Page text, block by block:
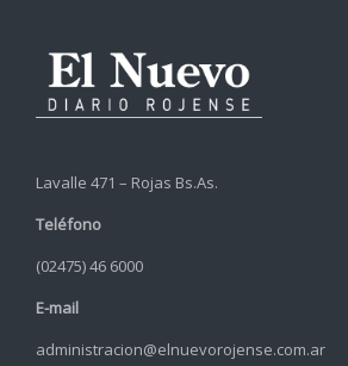
Lavalle 471 – Rojas Bs.As.
Teléfono
(02475) 46 6000
E-mail
administracion@elnuevorojense.com.ar